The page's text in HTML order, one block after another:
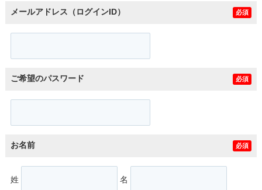
メールアドレス（ログインID） 必須
ご希望のパスワード 必須
お名前 必須
姓 名